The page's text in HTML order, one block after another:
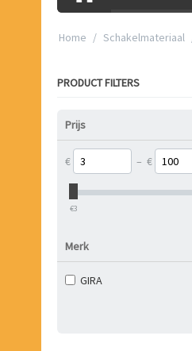
Home / Schakelmateriaal
PRODUCT FILTERS
Prijs
€ – €
‎€3
Merk
GIRA